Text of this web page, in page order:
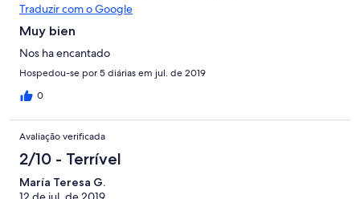
Traduzir com o Google
Muy bien
Nos ha encantado
Hospedou-se por 5 diárias em jul. de 2019
0
Avaliação verificada
2/10 - Terrível
María Teresa G.